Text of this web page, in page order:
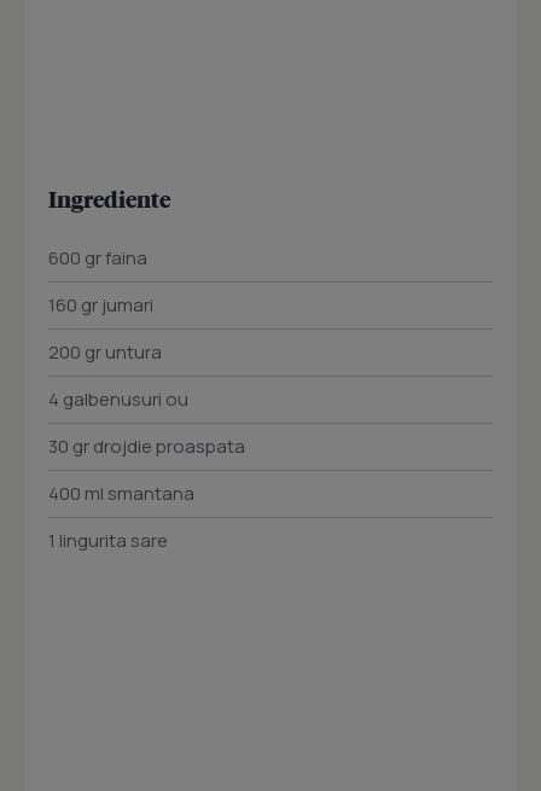
Ingrediente
600 gr faina
160 gr jumari
200 gr untura
4 galbenusuri ou
30 gr drojdie proaspata
400 ml smantana
1 lingurita sare